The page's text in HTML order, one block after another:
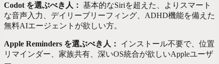
Codot を選ぶべき人： 基本的なSiriを超えた、よりスマート
な音声入力、デイリーブリーフィング、ADHD機能を備えた
無料AIエージェントが欲しい方。
Apple Reminders を選ぶべき人：
インストール不要で、位置
リマインダー、家族共有、深いOS統合が欲しいAppleユーザ